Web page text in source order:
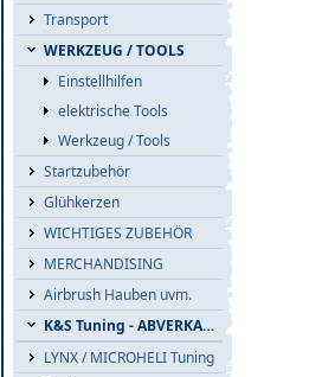
Transport
WERKZEUG / TOOLS
Einstellhilfen
elektrische Tools
Werkzeug / Tools
Startzubehör
Glühkerzen
WICHTIGES ZUBEHÖR
MERCHANDISING
Airbrush Hauben uvm.
K&S Tuning - ABVERKAUF
LYNX / MICROHELI Tuning